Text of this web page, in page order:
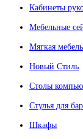
Кабинеты
Мебельные
Мягкая мебель
Новый Стиль
Столы
Стулья для
Шкафы